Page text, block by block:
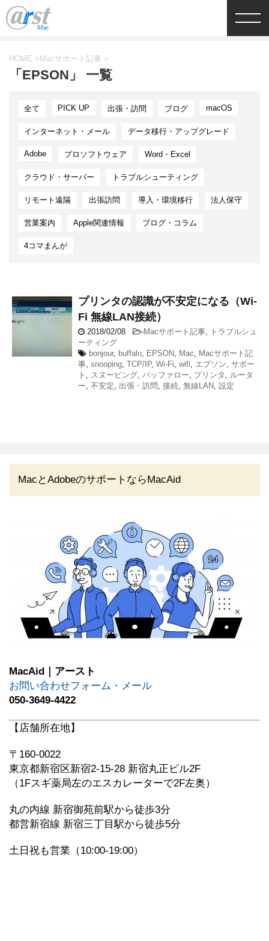
HOME > Macサポート記事 >
「EPSON」 一覧
全て PICK UP 出張・訪問 ブログ macOS
インターネット・メール データ移行・アップグレード
Adobe プロソフトウェア Word・Excel
クラウド・サーバー トラブルシューティング
リモート遠隔 出張訪問 導入・環境移行 法人保守
営業案内 Apple関連情報 ブログ・コラム
4コマまんが
プリンタの認識が不安定になる（Wi-
Fi 無線LAN接続）
2018/02/08 -Macサポート記事,
トラブルシュ
ーティング
bonjour, buffalo, EPSON, Mac, Macサポート記
事, snooping, TCP/IP, Wi-Fi, wifi, エプソン, サポー
ト , スヌーピング, バッファロー, プリンタ , ルータ
ー, 不安定, 出張・訪問 , 接続, 無線LAN, 設定
MacとAdobeのサポートならMacAid
MacAid｜アースト
お問い合わせフォーム・メール
050-3649-4422
【店舗所在地】
〒160-0022
東京都新宿区新宿2-15-28 新宿丸正ビル2F
（1Fスギ薬局左のエスカレーターで2F左奥）
丸の内線 新宿御苑前駅から徒歩3分
都営新宿線 新宿三丁目駅から徒歩5分
土日祝も営業（10:00-19:00）